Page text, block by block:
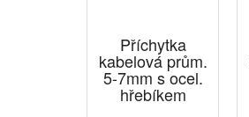
Příchytka
kabelová prům.
5-7mm s ocel.
hřebíkem